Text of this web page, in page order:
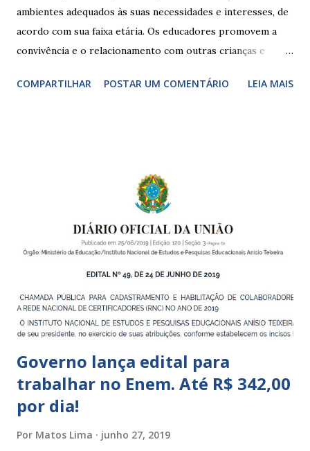
ambientes adequados às suas necessidades e interesses, de
acordo com sua faixa etária. Os educadores promovem a
convivência e o relacionamento com outras crianças e
garantir o direito das crianças a uma educação integral e de
crianças de zero a 3 anos e 11 meses; – EMEIs - Escolas
Municipais de Educação Infantil, que atendem crianças de 4
a 5 anos e 11 meses; – CEMEI - Centro Municipal de
Educação Infantil, que recebe crianças de zero a 5 anos e 11
Indígena, e trabalham com cri...
COMPARTILHAR POSTAR UM COMENTÁRIO LEIA MAIS
Governo lança edital para
trabalhar no Enem. Até R$ 342,00
por dia!
Por Matos Lima junho 27, 2019